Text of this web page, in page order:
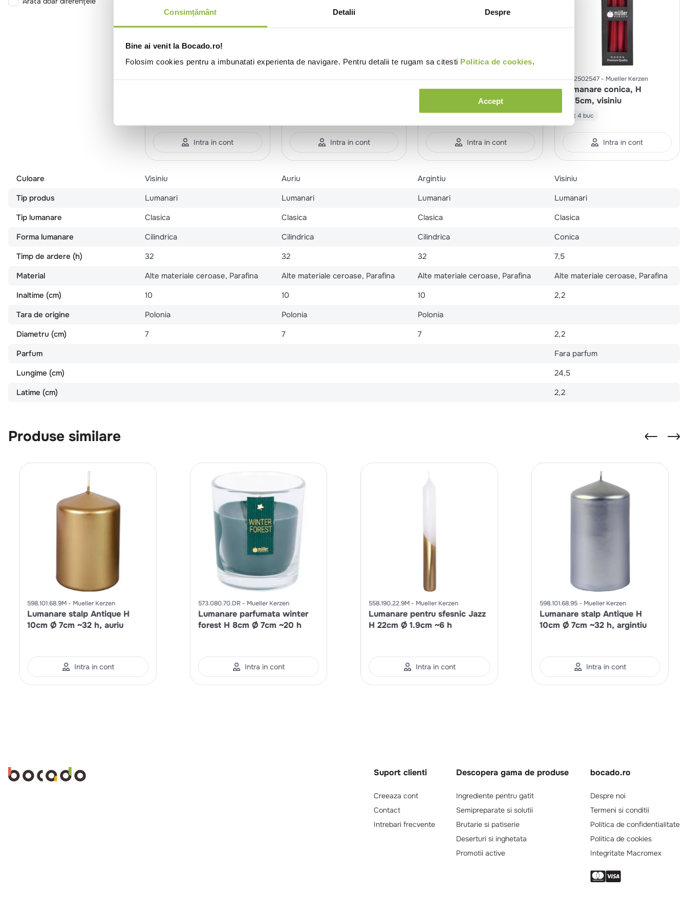
Consimțământ Detalii Despre
Bine ai venit la Bocado.ro!
Folosim cookies pentru a imbunatati experienta de navigare. Pentru detalii te rugam sa citesti Politica de cookies.
Accept
Intra in cont Intra in cont
Lumanare stalp Antique H
10cm Ø 7cm ~32 h, argintiu
Intra in cont
2022502547 Mueller Kerzen
Lumanare conica, H
24.5cm, visiniu
set 4 buc
Intra in cont
Culoare Visiniu Auriu Argintiu
Visiniu
Tip produs
Lumanari Lumanari Lumanari
Lumanari
Tip lumanare
Clasica Clasica Clasica
Clasica
Forma lumanare
Cilindrica Cilindrica Cilindrica
Conica
Timp de ardere (h)
32 32 32
7,5
Material
Alte materiale ceroase, Parafina Alte materiale ceroase, Parafina Alte materiale ceroase, Parafina
Alte materiale ceroase, Parafina
Inaltime (cm)
10 10 10
2,2
Tara de origine
Polonia Polonia
Polonia
Diametru (cm)
7 7 7
2,2
Parfum
Fara parfum
Lungime (cm)
24,5
Latime (cm)
2,2
Produse similare
598.101.68.9M Mueller Kerzen
Lumanare stalp Antique H
10cm Ø 7cm ~32 h, auriu
Intra in cont
573.080.70.DR Mueller Kerzen
Lumanare parfumata winter
forest H 8cm Ø 7cm ~20 h
Intra in cont
558.190.22.9M Mueller Kerzen
Lumanare pentru sfesnic Jazz
H 22cm Ø 1.9cm ~6 h
Intra in cont
598.101.68.95 Mueller Kerzen
Lumanare stalp Antique H
10cm Ø 7cm ~32 h, argintiu
Intra in cont
Suport clienti
Creeaza cont
Contact
Intrebari frecvente
Descopera gama de produse
Ingrediente pentru gatit
Semipreparate si solutii
Brutarie si patiserie
Deserturi si inghetata
Promotii active
bocado.ro
Despre noi
Termeni si conditii
Politica de confidentialitate
Politica de cookies
Integritate Macromex